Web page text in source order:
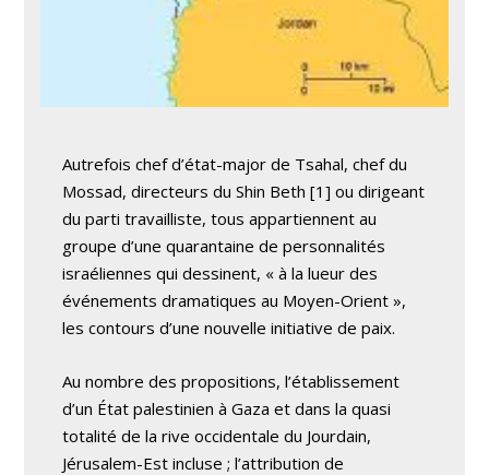
Autrefois chef d’état-major de Tsahal, chef du
Mossad, directeurs du Shin Beth [1] ou dirigeant
du parti travailliste, tous appartiennent au
groupe d’une quarantaine de personnalités
israéliennes qui dessinent, « à la lueur des
événements dramatiques au Moyen-Orient »,
les contours d’une nouvelle initiative de paix.
Au nombre des propositions, l’établissement
d’un État palestinien à Gaza et dans la quasi
totalité de la rive occidentale du Jourdain,
Jérusalem-Est incluse ; l’attribution de